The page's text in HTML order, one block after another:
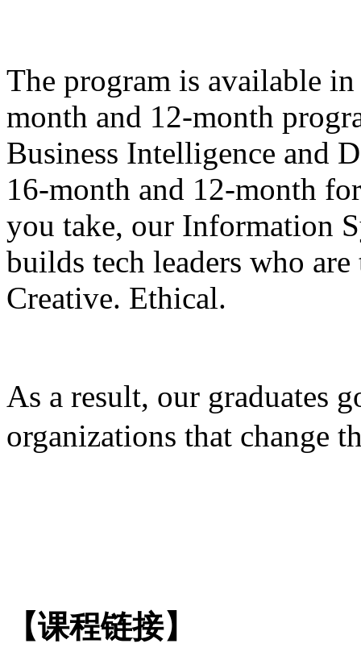
The program is available
month and 12-month
Business Intelligence and
16-month and 12-month
you take, our Information
builds tech leaders who
Creative. Ethical.
As a result, our graduates
organizations that change
【课程链接】